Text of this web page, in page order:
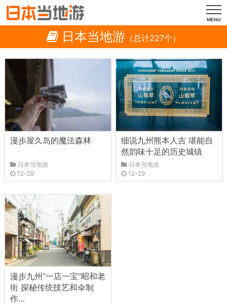
MENU
日本当地游 （总计227个）
漫步屋久岛的魔法森林
日本当地游
12-29
细说九州熊本人吉 堪能自
然韵味十足的历史城镇
日本当地游
12-29
漫步九州“一店一宝”昭和老
街 探秘传统技艺和伞制
作…